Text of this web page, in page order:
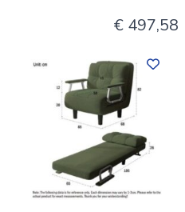
€ 497,58